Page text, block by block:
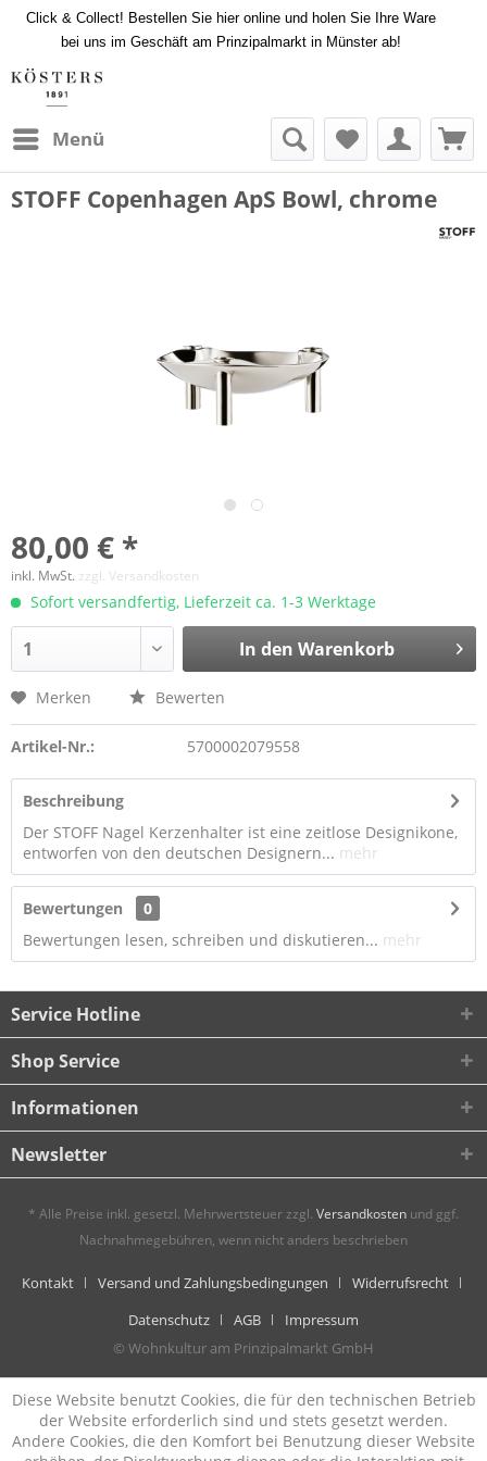
Click & Collect! Bestellen Sie hier online und holen Sie Ihre Ware
bei uns im Geschäft am Prinzipalmarkt in Münster ab!
Menü
STOFF Copenhagen ApS Bowl, chrome
80,00 € *
inkl. MwSt. zzgl. Versandkosten
Sofort versandfertig, Lieferzeit ca. 1-3 Werktage
In den Warenkorb
Merken Bewerten
Artikel-Nr.: 5700002079558
Beschreibung
Der STOFF Nagel Kerzenhalter ist eine zeitlose Designikone,
entworfen von den deutschen Designern... mehr
Bewertungen
0
Bewertungen lesen, schreiben und diskutieren... mehr
Service Hotline
Shop Service
Informationen
Newsletter
* Alle Preise inkl. gesetzl. Mehrwertsteuer zzgl. Versandkosten und ggf.
Nachnahmegebühren, wenn nicht anders beschrieben
Kontakt Versand und Zahlungsbedingungen
Widerrufsrecht
Datenschutz
AGB
Impressum
© Wohnkultur am Prinzipalmarkt GmbH
Diese Website benutzt Cookies, die für den technischen Betrieb
der Website erforderlich sind und stets gesetzt werden.
Andere Cookies, die den Komfort bei Benutzung dieser Website